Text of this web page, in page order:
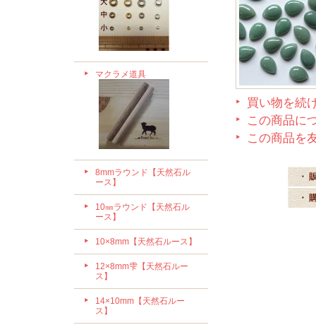
マクラメ道具
8mmラウンド【天然石ル
ース】
10㎜ラウンド【天然石ル
ース】
10×8mm【天然石ルース】
12×8mm雫【天然石ルー
ス】
14×10mm【天然石ルー
ス】
買い物を続
この商品に
この商品を
・
・